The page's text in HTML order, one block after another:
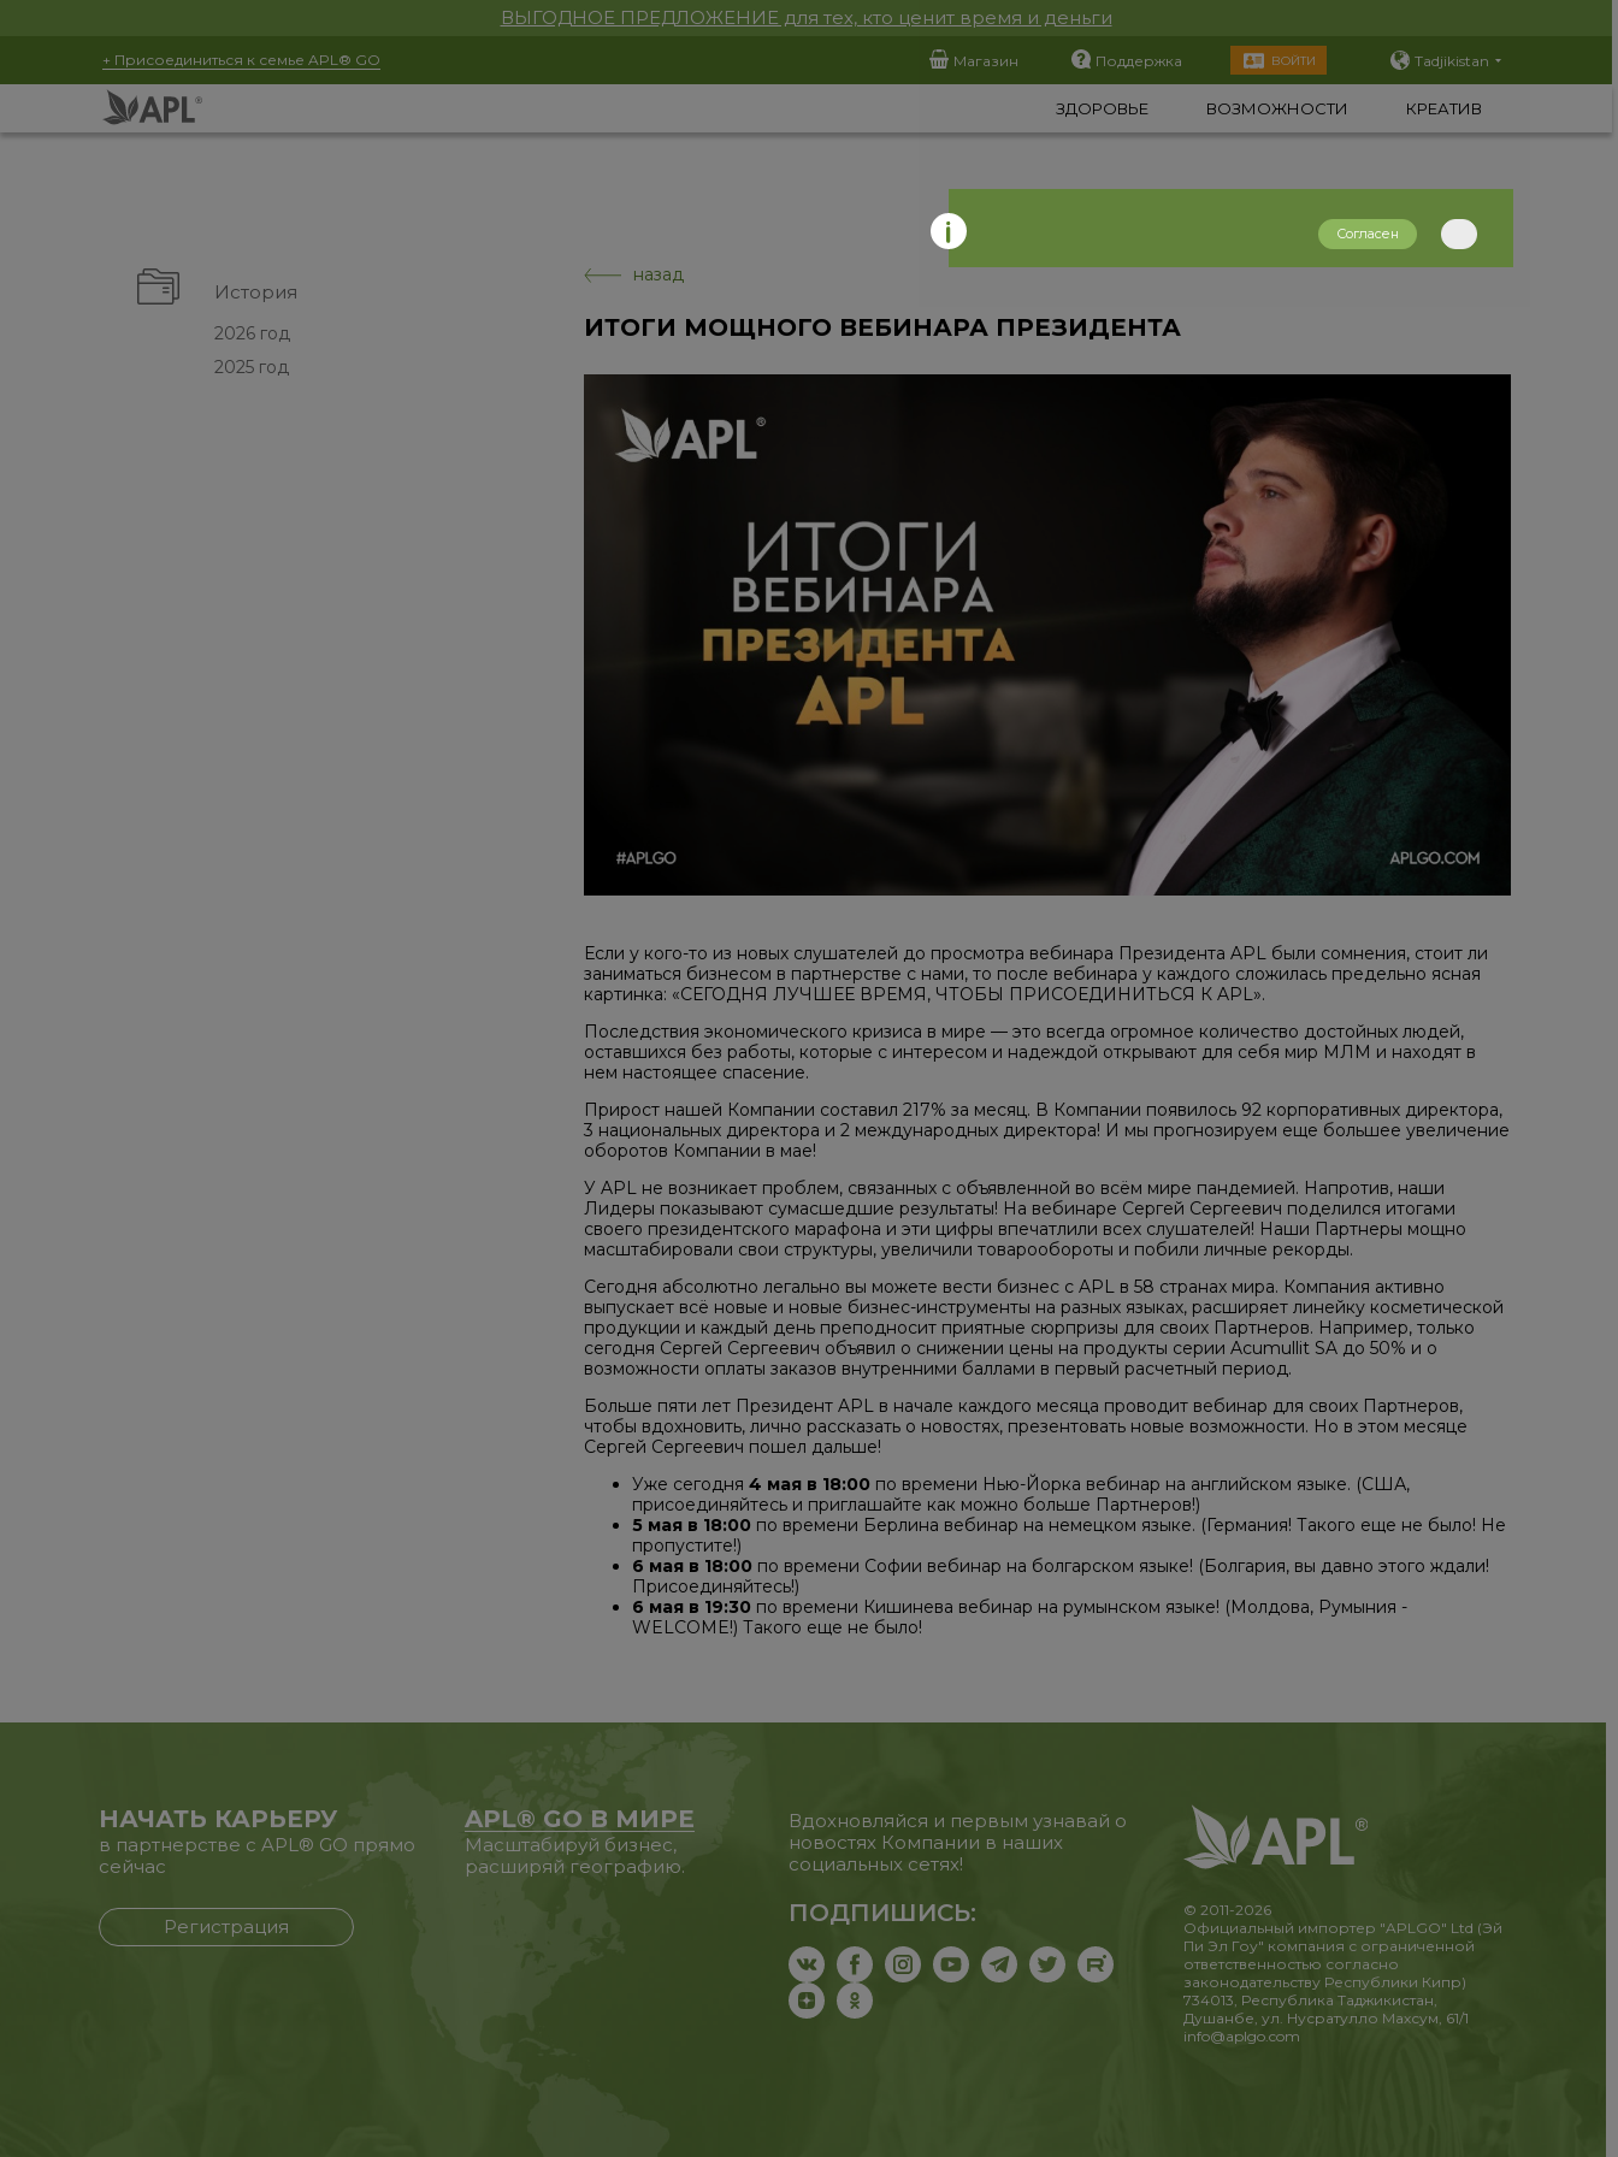
ВЫГОДНОЕ ПРЕДЛОЖЕНИЕ для тех, кто ценит время и деньги
+ Присоединиться к семье APL® GO Магазин Поддержка ВОЙТИ Tadjikistan
ЗДОРОВЬЕ ВОЗМОЖНОСТИ КРЕАТИВ
История
2026 год
2025 год
назад
ИТОГИ МОЩНОГО ВЕБИНАРА ПРЕЗИДЕНТА
Если у кого-то из новых слушателей до просмотра вебинара Президента APL были сомнения, стоит ли
заниматься бизнесом в партнерстве с нами, то после вебинара у каждого сложилась предельно ясная
картинка: «СЕГОДНЯ ЛУЧШЕЕ ВРЕМЯ, ЧТОБЫ ПРИСОЕДИНИТЬСЯ К APL».
Последствия экономического кризиса в мире — это всегда огромное количество достойных людей,
оставшихся без работы, которые с интересом и надеждой открывают для себя мир МЛМ и находят в
нем настоящее спасение.
Прирост нашей Компании составил 217% за месяц. В Компании появилось 92 корпоративных директора,
3 национальных директора и 2 международных директора! И мы прогнозируем еще большее увеличение
оборотов Компании в мае!
У APL не возникает проблем, связанных с объявленной во всём мире пандемией. Напротив, наши
Лидеры показывают сумасшедшие результаты! На вебинаре Сергей Сергеевич поделился итогами
своего президентского марафона и эти цифры впечатлили всех слушателей! Наши Партнеры мощно
масштабировали свои структуры, увеличили товарообороты и побили личные рекорды.
Сегодня абсолютно легально вы можете вести бизнес с APL в 58 странах мира. Компания активно
выпускает всё новые и новые бизнес-инструменты на разных языках, расширяет линейку косметической
продукции и каждый день преподносит приятные сюрпризы для своих Партнеров. Например, только
сегодня Сергей Сергеевич объявил о снижении цены на продукты серии Acumullit SA до 50% и о
возможности оплаты заказов внутренними баллами в первый расчетный период.
Больше пяти лет Президент APL в начале каждого месяца проводит вебинар для своих Партнеров,
чтобы вдохновить, лично рассказать о новостях, презентовать новые возможности. Но в этом месяце
Сергей Сергеевич пошел дальше!
Уже сегодня 4 мая в 18:00 по времени Нью-Йорка вебинар на английском языке. (США,
присоединяйтесь и приглашайте как можно больше Партнеров!)
5 мая в 18:00 по времени Берлина вебинар на немецком языке. (Германия! Такого еще не было! Не
пропустите!)
6 мая в 18:00 по времени Софии вебинар на болгарском языке! (Болгария, вы давно этого ждали!
Присоединяйтесь!)
6 мая в 19:30 по времени Кишинева вебинар на румынском языке! (Молдова, Румыния -
WELCOME!) Такого еще не было!
НАЧАТЬ КАРЬЕРУ
в партнерстве с APL® GO прямо
сейчас
Регистрация
APL® GO В МИРЕ
Масштабируй бизнес,
расширяй географию.
Вдохновляйся и первым узнавай о
новостях Компании в наших
социальных сетях!
ПОДПИШИСЬ:
© 2011-2026
Официальный импортер "APLGO" Ltd (Эй
Пи Эл Гоу" компания с ограниченной
ответственностью согласно
законодательству Республики Кипр)
734013, Республика Таджикистан,
Душанбе, ул. Нусратулло Махсум, 61/1
info@aplgo.com
Согласен